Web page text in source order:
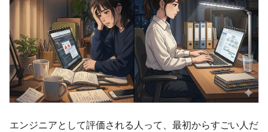
エンジニアとして評価される人って、最初からすごい人だ